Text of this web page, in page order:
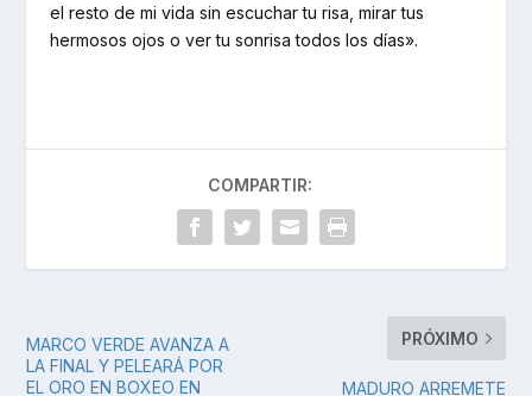
el resto de mi vida sin escuchar tu risa, mirar tus
hermosos ojos o ver tu sonrisa todos los días».
COMPARTIR:
MARCO VERDE AVANZA A
LA FINAL Y PELEARÁ POR
EL ORO EN BOXEO EN
PRÓXIMO
MADURO ARREMETE